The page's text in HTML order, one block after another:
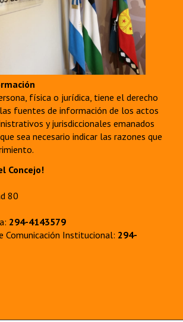
física o jurídica, tiene el derecho
fuentes de información de los actos
y jurisdiccionales emanados
sea necesario indicar las razones que
Concejo!
80
294-4143579
Comunicación Institucional: 294-